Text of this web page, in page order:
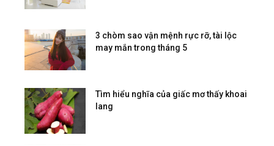
3 chòm sao vận mệnh rực rỡ, tài lộc
may mắn trong tháng 5
Tìm hiểu nghĩa của giấc mơ thấy khoai
lang